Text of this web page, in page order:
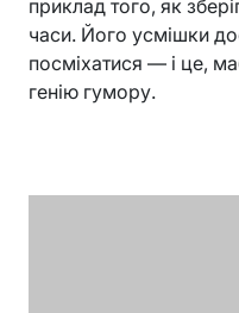
приклад того, як
часи. Його усмішки
посміхатися — і це,
генію гумору.